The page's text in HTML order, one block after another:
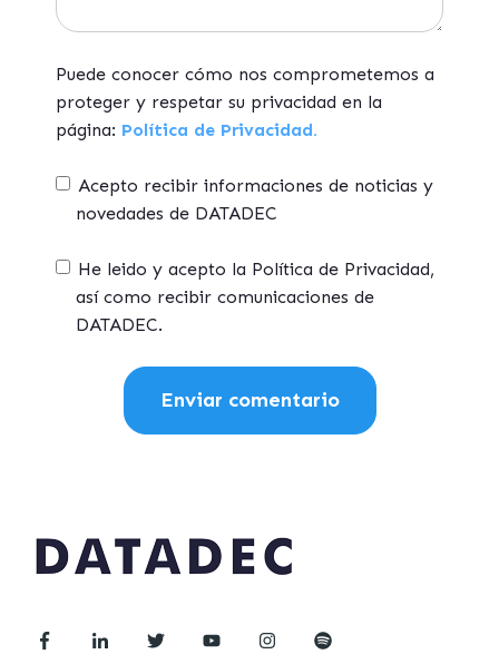
Puede conocer cómo nos comprometemos a
proteger y respetar su privacidad en la
página: Política de Privacidad.
Acepto recibir informaciones de noticias y
novedades de DATADEC
He leido y acepto la Política de Privacidad,
así como recibir comunicaciones de
DATADEC.